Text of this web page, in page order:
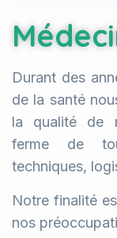
Durant des
de la santé
la qualité de
ferme de
techniques,
Notre finalité
nos